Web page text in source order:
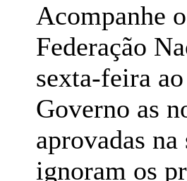
Acompanhe
Federação
sexta-feira
Governo as
aprovadas
ignoram os